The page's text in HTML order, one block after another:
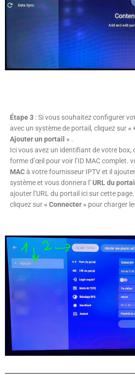
Étape 3 : Si vous souhaitez configurer
avec un système de portail, cliquez sur«
Ajouter un portail » .
Ici vous avez un identifiant de votre box,
forme d’œil pour voir l’ID MAC complet.
MACà votre fournisseur IPTV et il
système et vous donnera l’URL du portail
ajouter l’URL du portail ici sur cette
cliquez sur« Connecter » pour charger